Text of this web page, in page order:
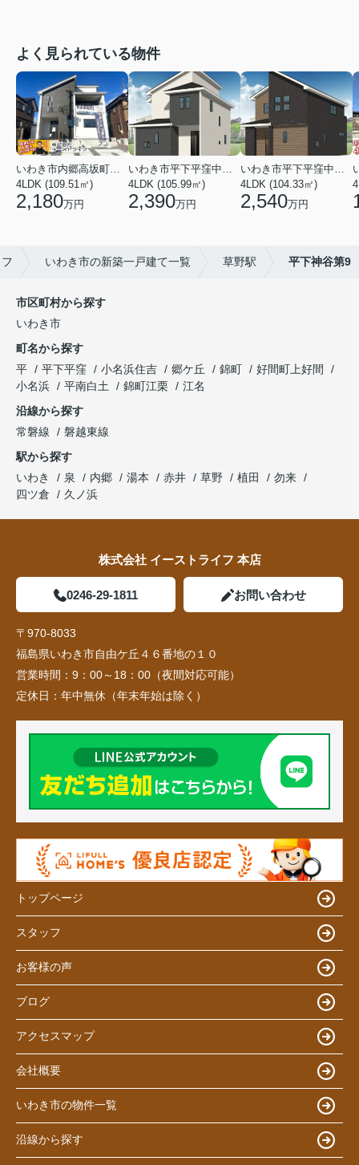
よく見られている物件
いわき市内郷高坂町２丁目
4LDK (109.51㎡)
2,180万円
いわき市平下平窪中島町
4LDK (105.99㎡)
2,390万円
いわき市平下平窪中島町
4LDK (104.33㎡)
2,540万円
いわき市の新築一戸建て一覧 草野駅 平下神谷第9
市区町村から探す
いわき市
町名から探す
平
平下平窪 小名浜住吉 郷ケ丘 錦町
好間町上好間
小名浜
平南白土 錦町江栗
江名
沿線から探す
常磐線
磐越東線
駅から探す
いわき
泉 内郷 湯本 赤井 草野 植田
勿来
四ツ倉
久ノ浜
株式会社 イーストライフ 本店
0246-29-1811 お問い合わせ
〒970-8033
福島県いわき市自由ケ丘４６番地の１０
営業時間： 9：00～18：00（夜間対応可能）
定休日： 年中無休（年末年始は除く）
トップページ
スタッフ
お客様の声
ブログ
アクセスマップ
会社概要
いわき市の物件一覧
沿線から探す